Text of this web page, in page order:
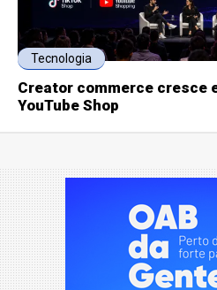
Tecnologia
Creator commerce cresce
YouTube Shop